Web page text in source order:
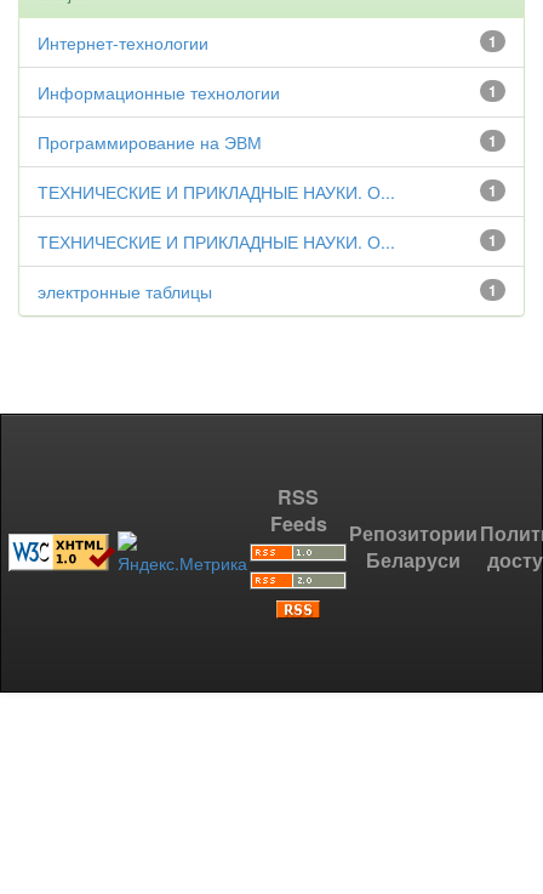
1
Интернет-технологии
1
Информационные технологии
1
Программирование на ЭВМ
1
ТЕХНИЧЕСКИЕ И ПРИКЛАДНЫЕ НАУКИ. О...
1
ТЕХНИЧЕСКИЕ И ПРИКЛАДНЫЕ НАУКИ. О...
1
электронные таблицы
RSS
Feeds
Репозитории
Беларуси